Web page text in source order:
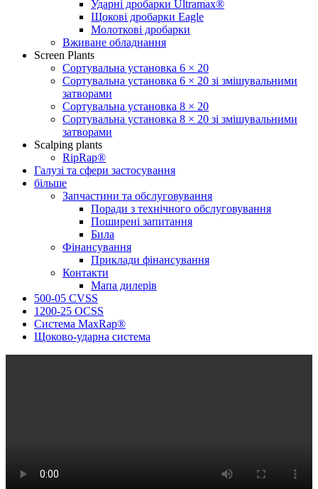
Ударні дробарки Ultramax®
Щокові дробарки Eagle
Молоткові дробарки
Вживане обладнання
Screen Plants
Сортувальна установка 6 × 20
Сортувальна установка 6 × 20 зі змішувальними
затворами
Сортувальна установка 8 × 20
Сортувальна установка 8 × 20 зі змішувальними
затворами
Scalping plants
RipRap®
Галузі та сфери застосування
більше
Запчастини та обслуговування
Поради з технічного обслуговування
Поширені запитання
Била
Фінансування
Приклади фінансування
Контакти
Мапа дилерів
500-05 CVSS
1200-25 OCSS
Система MaxRap®
Щоково-ударна система